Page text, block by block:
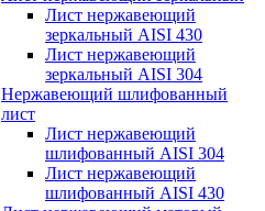
Лист нержавеющий
зеркальный AISI 430
Лист нержавеющий
зеркальный AISI 304
Нержавеющий шлифованный
лист
Лист нержавеющий
шлифованный AISI 304
Лист нержавеющий
шлифованный AISI 430